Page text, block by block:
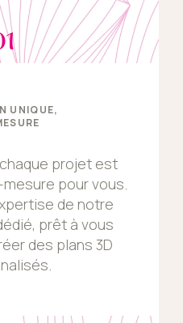
UNIQUE,
projet est
pour vous.
de notre
prêt à vous
des plans 3D